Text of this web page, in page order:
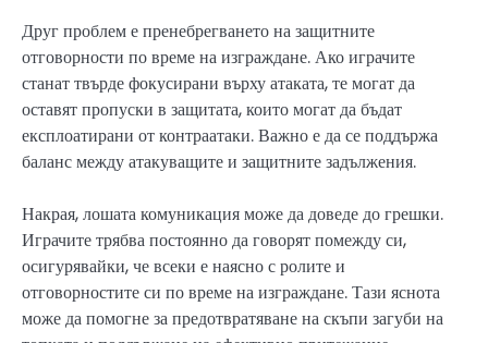
Друг проблем е пренебрегването на защитните
отговорности по време на изграждане. Ако играчите
станат твърде фокусирани върху атаката, те могат да
оставят пропуски в защитата, които могат да бъдат
експлоатирани от контраатаки. Важно е да се поддържа
баланс между атакуващите и защитните задължения.
Накрая, лошата комуникация може да доведе до грешки.
Играчите трябва постоянно да говорят помежду си,
осигурявайки, че всеки е наясно с ролите и
отговорностите си по време на изграждане. Тази яснота
може да помогне за предотвратяване на скъпи загуби на